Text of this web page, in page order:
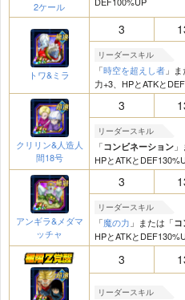
2ケール
トワ&ミラ
3
リーダースキル
「時空を超えし者 」
力+3、HPとATKと
クリリン&人造人
間18号
3
リーダースキル
「コンビネーション
HPとATKと
アンギラ&メダマ
ッチャ
3
リーダースキル
「魔の力 」または「
HPとATKと
3
リーダースキル